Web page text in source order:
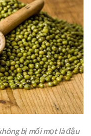
bị mối mọt là đậu